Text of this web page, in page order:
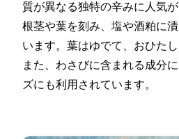
質が異なる独特の辛みに人気が
根茎や葉を刻み、塩や酒粕に
います。葉はゆでて、おひた
また、わさびに含まれる成分
ズにも利用されています。